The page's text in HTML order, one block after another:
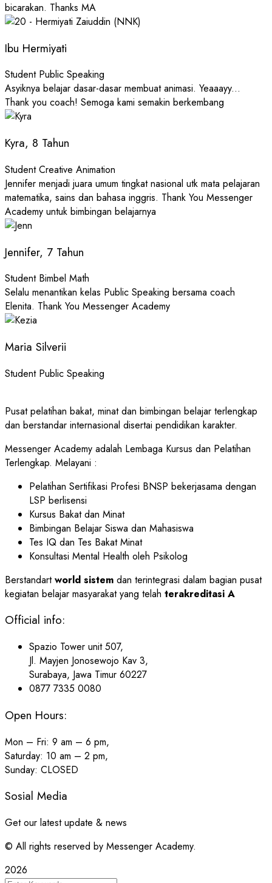
bicarakan. Thanks MA
Ibu Hermiyati
Student Public Speaking
Asyiknya belajar dasar-dasar membuat animasi. Yeaaayy...
Thank you coach! Semoga kami semakin berkembang
Kyra, 8 Tahun
Student Creative Animation
Jennifer menjadi juara umum tingkat nasional utk mata pelajaran
matematika, sains dan bahasa inggris. Thank You Messenger
Academy untuk bimbingan belajarnya
Jennifer, 7 Tahun
Student Bimbel Math
Selalu menantikan kelas Public Speaking bersama coach
Elenita. Thank You Messenger Academy
Maria Silverii
Student Public Speaking
Pusat pelatihan bakat, minat dan bimbingan belajar terlengkap
dan berstandar internasional disertai pendidikan karakter.
Messenger Academy adalah Lembaga Kursus dan Pelatihan
Terlengkap. Melayani :
Pelatihan Sertifikasi Profesi BNSP bekerjasama dengan
LSP berlisensi
Kursus Bakat dan Minat
Bimbingan Belajar Siswa dan Mahasiswa
Tes IQ dan Tes Bakat Minat
Konsultasi Mental Health oleh Psikolog
Berstandartworld sistem dan terintegrasi dalam bagian pusat
kegiatan belajar masyarakat yang telah terakreditasi A
Official info:
Spazio Tower unit 507,
Jl. Mayjen Jonosewojo Kav 3,
Surabaya, Jawa Timur 60227
0877 7335 0080
Open Hours:
Mon – Fri: 9 am – 6 pm,
Saturday: 10 am – 2 pm,
Sunday: CLOSED
Sosial Media
Get our latest update & news
© All rights reserved by Messenger Academy.
2026